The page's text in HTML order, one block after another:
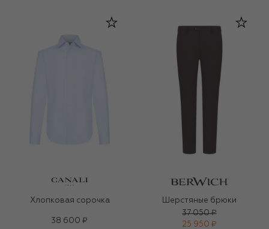
Хлопковая сорочка
38 600 ₽
Шерстяные брюки
37 050 ₽
25 950 ₽